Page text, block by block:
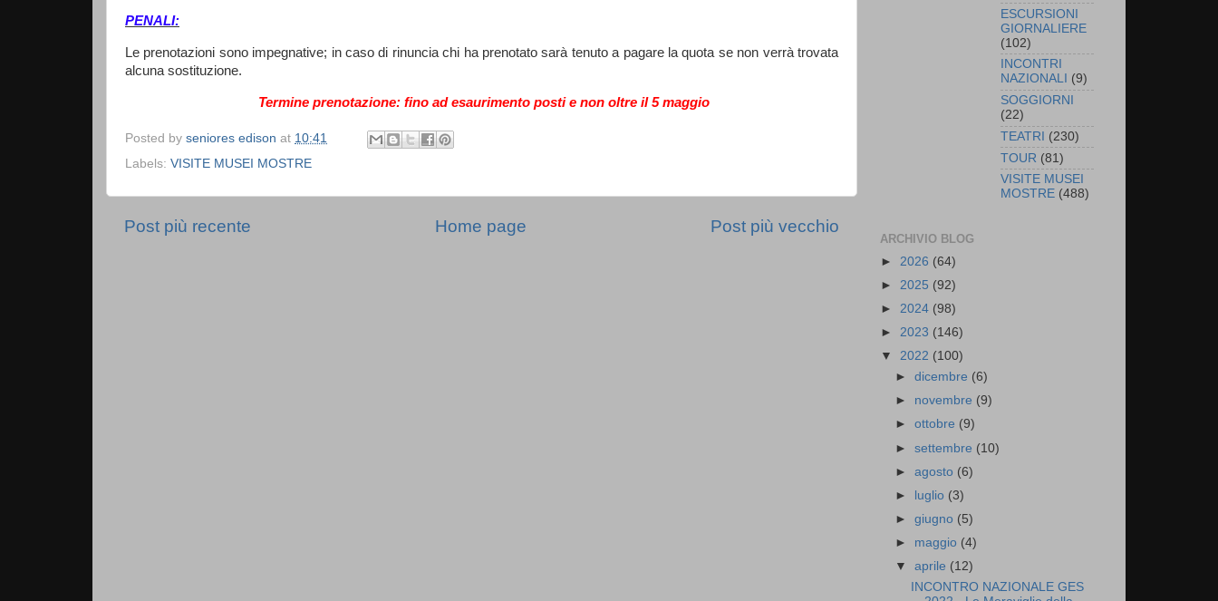
PENALI:
Le prenotazioni sono impegnative; in caso di rinuncia chi ha prenotato sarà tenuto a pagare la quota se non verrà trovata
alcuna sostituzione.
Termine prenotazione: fino ad esaurimento posti e non oltre il 5 maggio
Posted by seniores edison at 10:41
Labels: VISITE MUSEI MOSTRE
Post più recente Post più vecchio
Home page
ESCURSIONI
GIORNALIERE
(102)
INCONTRI
NAZIONALI (9)
SOGGIORNI
(22)
TEATRI
(230)
TOUR (81)
VISITE MUSEI
MOSTRE (488)
ARCHIVIO BLOG
► 2026 (64)
► 2025 (92)
► 2024 (98)
► 2023 (146)
▼ 2022 (100)
►dicembre (6)
► novembre (9)
►ottobre (9)
►settembre (10)
►agosto (6)
►
luglio (3)
►giugno (5)
► maggio (4)
▼aprile (12)
INCONTRO NAZIONALE GES